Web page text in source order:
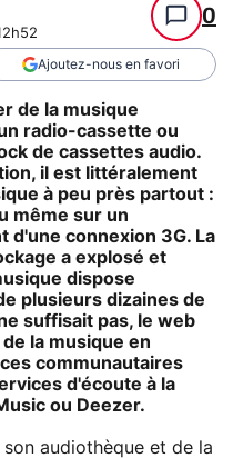
0
Ajoutez-nous en favori
de la musique
radio-cassette ou
de cassettes audio.
il est littéralement
à peu près partout :
même sur un
d'une connexion 3G. La
a explosé et
dispose
plusieurs dizaines de
suffisait pas, le web
la musique en
communautaires
d'écoute à la
ou Deezer.
audiothèque et de la